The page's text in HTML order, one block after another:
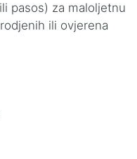
pasos) za maloljetnu
ili ovjerena